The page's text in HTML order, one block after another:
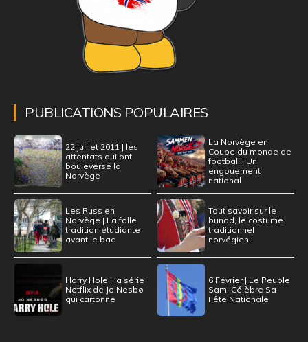
PUBLICATIONS POPULAIRES
22 juillet 2011 | les
attentats qui ont
bouleversé la
Norvège
La Norvège en
Coupe du monde de
football | Un
engouement
national
Les Russ en
Norvège | La folle
tradition étudiante
avant le bac
Tout savoir sur le
bunad, le costume
traditionnel
norvégien !
Harry Hole | la série
Netflix de Jo Nesbø
qui cartonne
6 Février | Le Peuple
Sami Célèbre Sa
Fête Nationale